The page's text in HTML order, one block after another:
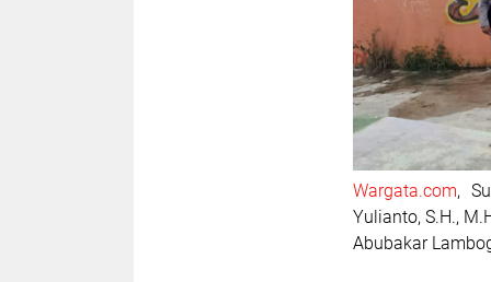
Wargata.com,
Yulianto, S.H.,
Abubakar